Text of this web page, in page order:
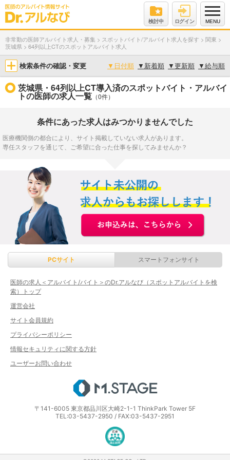
検討中 ログイン MENU
非常勤の医師アルバイト求人・募集 > スポットバイト/アルバイト求人を探す > 関東 >
茨城県 > 64列以上CTのスポットアルバイト求人
検索条件の確認・変更 ▼ 日付順 ▼ 新着順 ▼更新順 ▼給与順
茨城県・64列以上CT導入済のスポットバイト・アルバイ
トの医師の求人一覧 （0件）
条件にあった求人はみつかりませんでした
医療機関側の都合により、サイト掲載していない求人があります。
専任スタッフを通じて、ご希望に合った仕事を探してみませんか？
PCサイト スマートフォンサイト
医師の求人＜アルバイト/バイト＞のDr.アルなび（スポットアルバイトを検
索）トップ
運営会社
サイト会員規約
プライバシーポリシー
情報セキュリティに関する方針
ユーザーお問い合わせ
〒141-6005 東京都品川区大崎2-1-1 ThinkPark Tower 5F
TEL:03-5437-2950 / FAX:03-5437-2951